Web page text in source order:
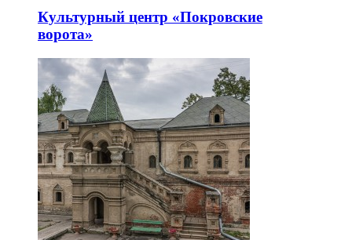
Культурный центр «Покровские
ворота»